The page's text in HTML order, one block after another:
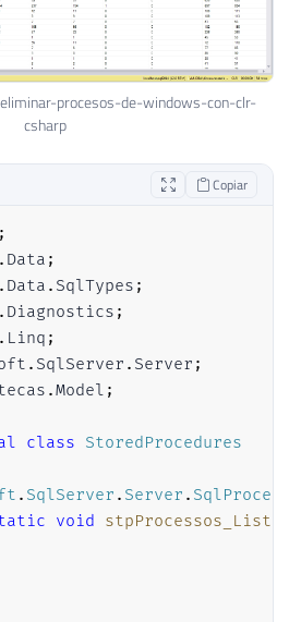
procesos-de-windows-con-clr-
csharp
Copiar
Data ;
Data . SqlTypes ;
Diagnostics ;
Linq ;
. SqlServer . Server ;
.Model ;
class StoredProcedures
. SqlServer . Server .
void